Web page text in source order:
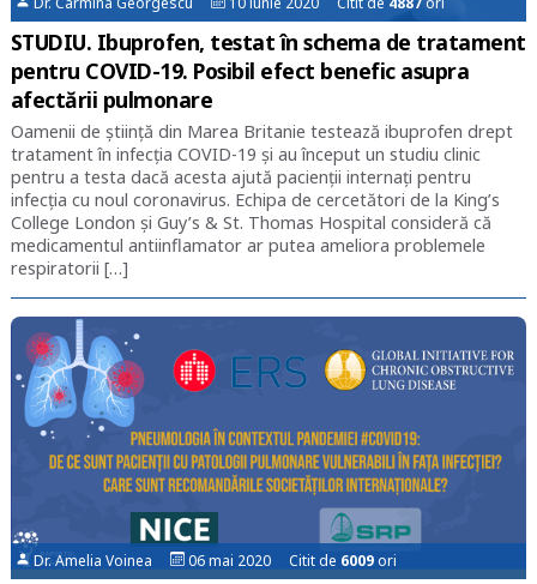
STUDIU. Ibuprofen, testat în schema de tratament
pentru COVID-19. Posibil efect benefic asupra
afectării pulmonare
Oamenii de știință din Marea Britanie testează ibuprofen drept
tratament în infecția COVID-19 și au început un studiu clinic
pentru a testa dacă acesta ajută pacienții internați pentru
infecția cu noul coronavirus. Echipa de cercetători de la King’s
College London și Guy’s & St. Thomas Hospital consideră că
medicamentul antiinflamator ar putea ameliora problemele
respiratorii […]
Dr. Amelia Voinea 06 mai 2020 Citit de 6009ori